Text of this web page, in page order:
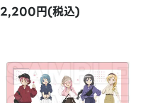
2,200円(税込)